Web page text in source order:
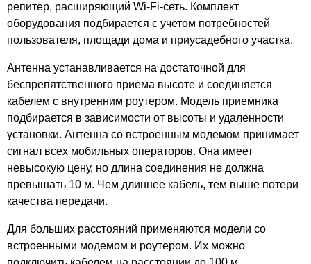
Союз
Спектр
СпортЕХ
Столица
Сущевский
Таганский
Тексамо
Теплый стан
Технопарк Орбита
Технопарк Цвет
Тимирязевский
Тишинка
Три Кита
Тройка
репитер, расширяющий Wi-Fi-сеть. Комплект
оборудования подбирается с учетом потребностей
пользователя, площади дома и приусадебного участка.
Антенна устанавливается на достаточной для
беспрепятственного приема высоте и соединяется
кабелем с внутренним роутером. Модель приемника
подбирается в зависимости от высоты и удаленности
установки. Антенна со встроенным модемом принимает
сигнал всех мобильных операторов. Она имеет
невысокую цену, но длина соединения не должна
превышать 10 м. Чем длиннее кабель, тем выше потери
качества передачи.
Для больших расстояний применяются модели со
встроенными модемом и роутером. Их можно